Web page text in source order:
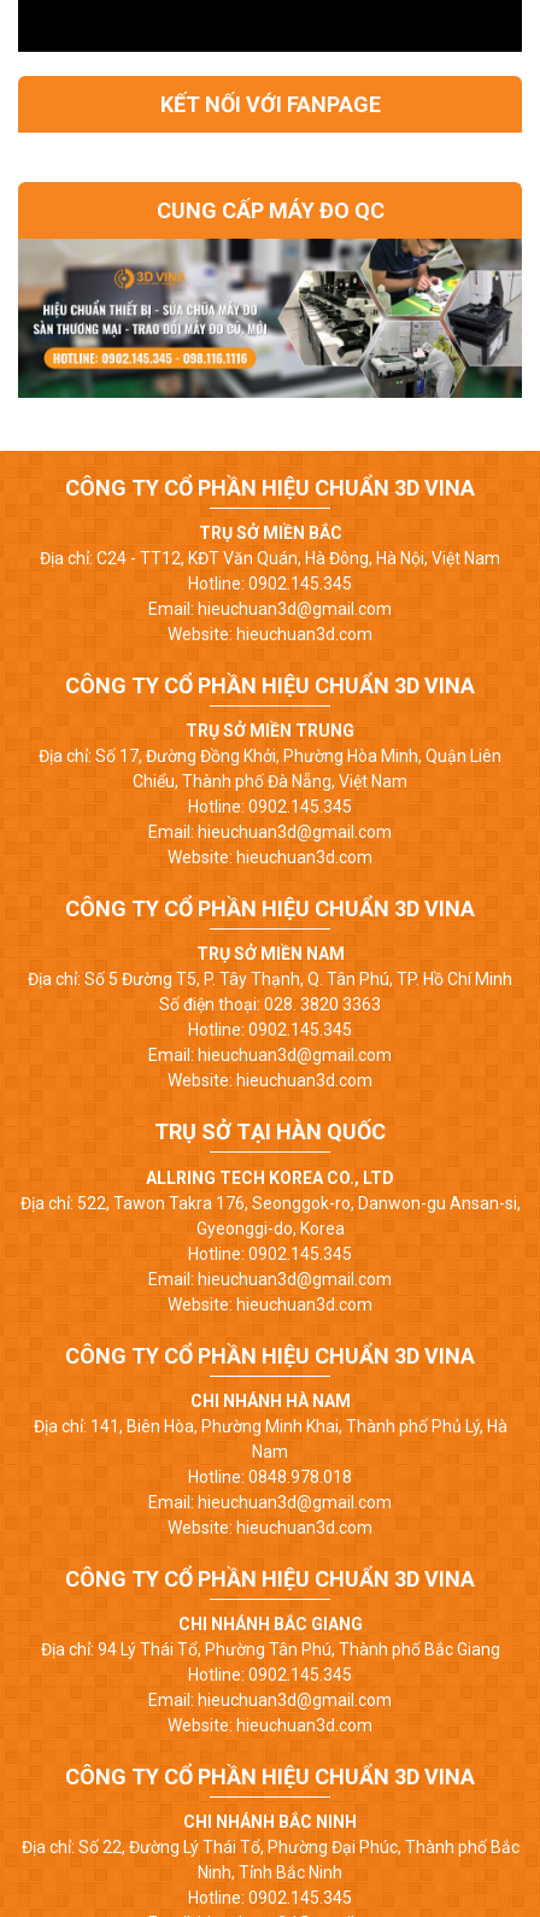
KẾT NỐI VỚI FANPAGE
CUNG CẤP MÁY ĐO QC
CÔNG TY CỔ PHẦN HIỆU CHUẨN 3D VINA
TRỤ SỞ MIỀN BẮC
Địa chỉ: C24 - TT12, KĐT Văn Quán, Hà Đông, Hà Nội, Việt Nam
Hotline: 0902.145.345
Email: hieuchuan3d@gmail.com
Website: hieuchuan3d.com
CÔNG TY CỔ PHẦN HIỆU CHUẨN 3D VINA
TRỤ SỞ MIỀN TRUNG
Địa chỉ: Số 17, Đường Đồng Khởi, Phường Hòa Minh, Quận Liên
Chiểu, Thành phố Đà Nẵng, Việt Nam
Hotline: 0902.145.345
Email: hieuchuan3d@gmail.com
Website: hieuchuan3d.com
CÔNG TY CỔ PHẦN HIỆU CHUẨN 3D VINA
TRỤ SỞ MIỀN NAM
Địa chỉ: Số 5 Đường T5, P. Tây Thạnh, Q. Tân Phú, TP. Hồ Chí Minh
Số điện thoại: 028. 3820 3363
Hotline: 0902.145.345
Email: hieuchuan3d@gmail.com
Website: hieuchuan3d.com
TRỤ SỞ TẠI HÀN QUỐC
ALLRING TECH KOREA CO., LTD
Địa chỉ: 522, Tawon Takra 176, Seonggok-ro, Danwon-gu Ansan-si,
Gyeonggi-do, Korea
Hotline: 0902.145.345
Email: hieuchuan3d@gmail.com
Website: hieuchuan3d.com
CÔNG TY CỔ PHẦN HIỆU CHUẨN 3D VINA
CHI NHÁNH HÀ NAM
Địa chỉ: 141, Biên Hòa, Phường Minh Khai, Thành phố Phủ Lý, Hà
Nam
Hotline: 0848.978.018
Email: hieuchuan3d@gmail.com
Website: hieuchuan3d.com
CÔNG TY CỔ PHẦN HIỆU CHUẨN 3D VINA
CHI NHÁNH BẮC GIANG
Địa chỉ: 94 Lý Thái Tổ, Phường Tân Phú, Thành phố Bắc Giang
Hotline: 0902.145.345
Email: hieuchuan3d@gmail.com
Website: hieuchuan3d.com
CÔNG TY CỔ PHẦN HIỆU CHUẨN 3D VINA
CHI NHÁNH BẮC NINH
Địa chỉ: Số 22, Đường Lý Thái Tổ, Phường Đại Phúc, Thành phố Bắc
Ninh, Tỉnh Bắc Ninh
Hotline: 0902.145.345